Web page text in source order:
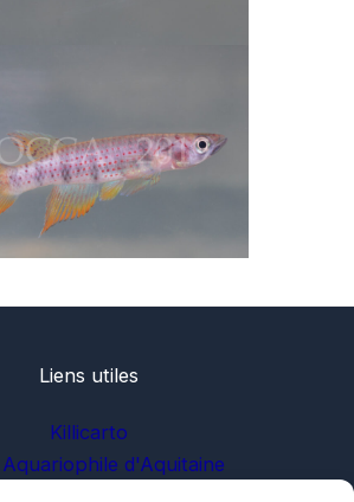
Liens utiles
Killicarto
d'Aquitaine